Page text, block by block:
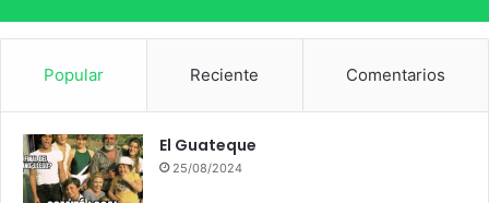
Popular Reciente Comentarios
El Guateque
25/08/2024